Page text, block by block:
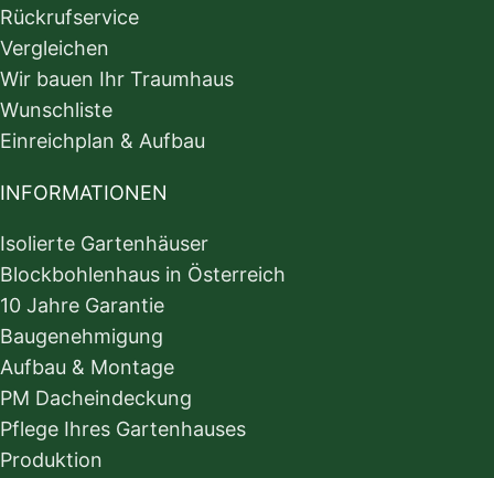
Rückrufservice
Vergleichen
Wir bauen Ihr Traumhaus
Wunschliste
Einreichplan & Aufbau
INFORMATIONEN
Isolierte Gartenhäuser
Blockbohlenhaus in Österreich
10 Jahre Garantie
Baugenehmigung
Aufbau & Montage
PM Dacheindeckung
Pflege Ihres Gartenhauses
Produktion